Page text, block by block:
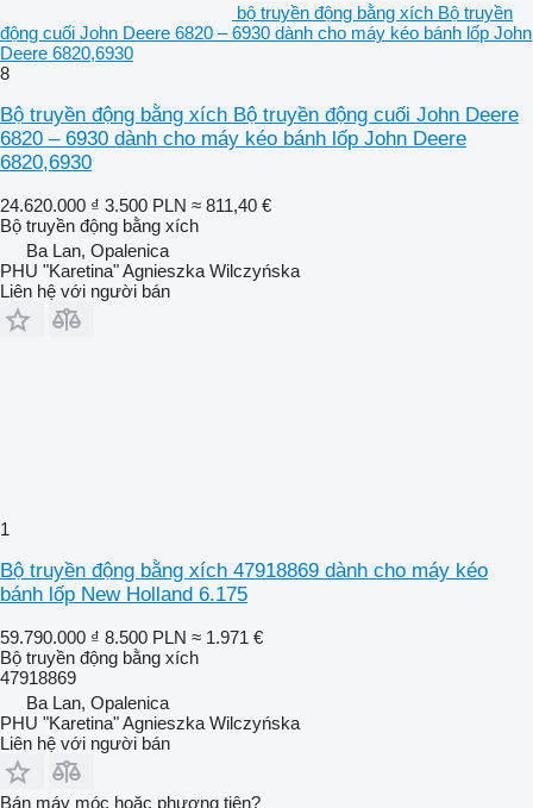
bộ truyền động bằng xích Bộ truyền
động cuối John Deere 6820 – 6930 dành cho máy kéo bánh lốp John
Deere 6820,6930
8
Bộ truyền động bằng xích Bộ truyền động cuối John Deere
6820 – 6930 dành cho máy kéo bánh lốp John Deere
6820,6930
24.620.000 ₫ 3.500 PLN ≈ 811,40 €
Bộ truyền động bằng xích
Ba Lan, Opalenica
PHU "Karetina" Agnieszka Wilczyńska
Liên hệ với người bán
1
Bộ truyền động bằng xích 47918869 dành cho máy kéo
bánh lốp New Holland 6.175
59.790.000 ₫ 8.500 PLN ≈ 1.971 €
Bộ truyền động bằng xích
47918869
Ba Lan, Opalenica
PHU "Karetina" Agnieszka Wilczyńska
Liên hệ với người bán
Bán máy móc hoặc phương tiện?